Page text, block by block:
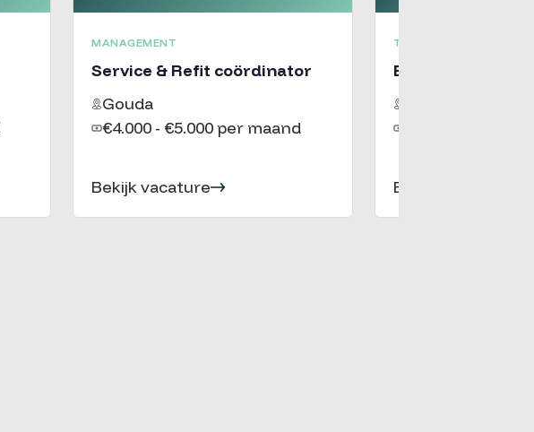
MANAGEMENT
Service & Refit coördinator
Gouda
€4.000 - €5.000 per maand
Bekijk vacature
TECHNIEK (OVERIG)
Elektromonteur
Bekijk vacature